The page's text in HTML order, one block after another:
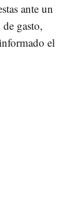
ante un
gasto,
el